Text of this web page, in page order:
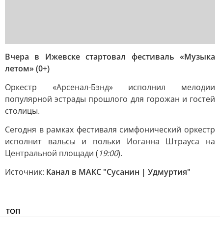
Вчера в Ижевске стартовал фестиваль «Музыка
летом» (0+)
Оркестр «Арсенал-Бэнд» исполнил мелодии
популярной эстрады прошлого для горожан и гостей
столицы.
Сегодня в рамках фестиваля симфонический оркестр
исполнит вальсы и польки Иоганна Штрауса на
Центральной площади ( 19:00).
Источник: Канал в МАКС "Сусанин | Удмуртия"
ТОП